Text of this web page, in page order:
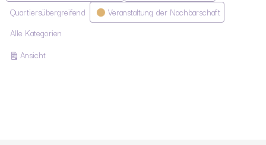
Quartiersübergreifend
Veranstaltung der Nachbarschaft
Alle Kategorien
Ansichtausdrucken